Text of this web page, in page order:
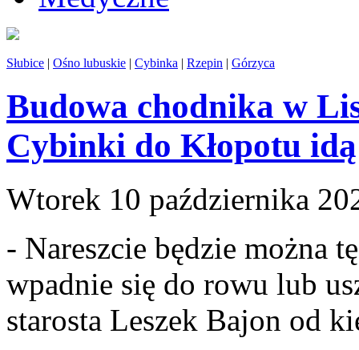
Słubice | Ośno lubuskie | Cybinka | Rzepin | Górzyca
Budowa chodnika w
Cybinki do Kłopotu idą
Wtorek 10 października
- Nareszcie będzie można
wpadnie się do rowu lub
starosta Leszek Bajon od